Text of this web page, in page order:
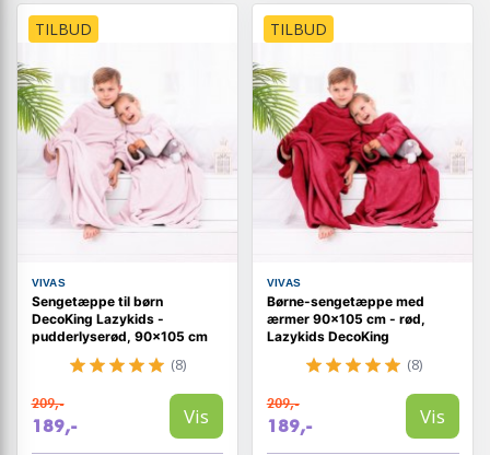
TILBUD
VIVAS
Sengetæppe til børn
DecoKing Lazykids -
pudderlyserød, 90×105 cm
(8)
209,-
189,- Vis
TILBUD
VIVAS
Børne-sengetæppe med
ærmer 90×105 cm - rød,
Lazykids DecoKing
(8)
209,-
189,- Vis